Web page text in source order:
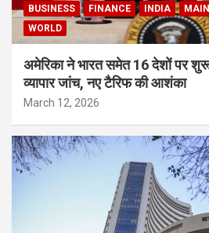
BUSINESS FINANCE INDIA
WORLD
अमेरिका ने भारत समेत 16 देशों पर
व्यापार जांच, नए टैरिफ की आशंका
March 12, 2026